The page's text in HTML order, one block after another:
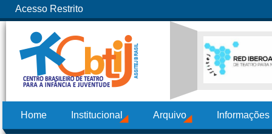
Acesso Restrito
Home Institucional Arquivo